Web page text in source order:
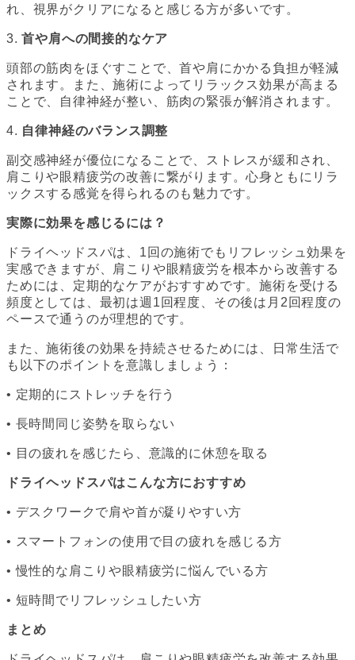
れ、視界がクリアになると感じる方が多いです。
3.首や肩への間接的なケア
頭部の筋肉をほぐすことで、首や肩にかかる負担が軽減
されます。また、施術によってリラックス効果が高まる
ことで、自律神経が整い、筋肉の緊張が解消されます。
4. 自律神経のバランス調整
副交感神経が優位になることで、ストレスが緩和され、
肩こりや眼精疲労の改善に繋がります。心身ともにリラ
ックスする感覚を得られるのも魅力です。
実際に効果を感じるには？
ドライヘッドスパは、1回の施術でもリフレッシュ効果を
実感できますが、肩こりや眼精疲労を根本から改善する
ためには、定期的なケアがおすすめです。施術を受ける
頻度としては、最初は週1回程度、その後は月2回程度の
ペースで通うのが理想的です。
また、施術後の効果を持続させるためには、日常生活で
も以下のポイントを意識しましょう：
• 定期的にストレッチを行う
• 長時間同じ姿勢を取らない
• 目の疲れを感じたら、意識的に休憩を取る
ドライヘッドスパはこんな方におすすめ
• デスクワークで肩や首が凝りやすい方
• スマートフォンの使用で目の疲れを感じる方
• 慢性的な肩こりや眼精疲労に悩んでいる方
• 短時間でリフレッシュしたい方
まとめ